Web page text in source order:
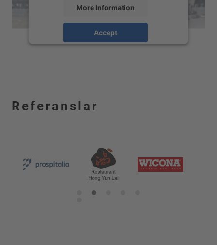
More Information
Accept
Referanslar
2